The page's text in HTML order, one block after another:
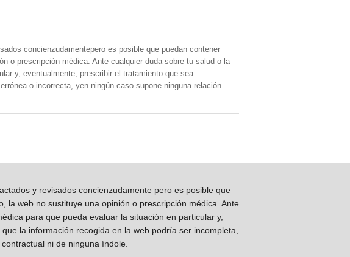
concienzudamentepero es posible que puedan contener
o prescripción médica. Ante cualquier duda sobre tu salud o la
y, eventualmente, prescribir el tratamiento que sea
o incorrecta, yen ningún caso supone ninguna relación
y revisados concienzudamente pero es posible que
web no sustituye una opinión o prescripción médica. Ante
para que pueda evaluar la situación en particular y,
la información recogida en la web podría ser incompleta,
ni de ninguna índole.